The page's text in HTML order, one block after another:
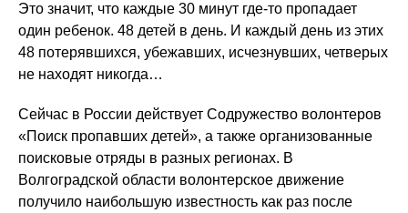
Это значит, что каждые 30 минут где-то пропадает
один ребенок. 48 детей в день. И каждый день из этих
48 потерявшихся, убежавших, исчезнувших, четверых
не находят никогда…
Сейчас в России действует Содружество волонтеров
«Поиск пропавших детей», а также организованные
поисковые отряды в разных регионах. В
Волгоградской области волонтерское движение
получило наибольшую известность как раз после